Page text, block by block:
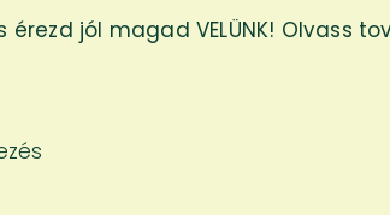
jól magad VELÜNK! Olvass